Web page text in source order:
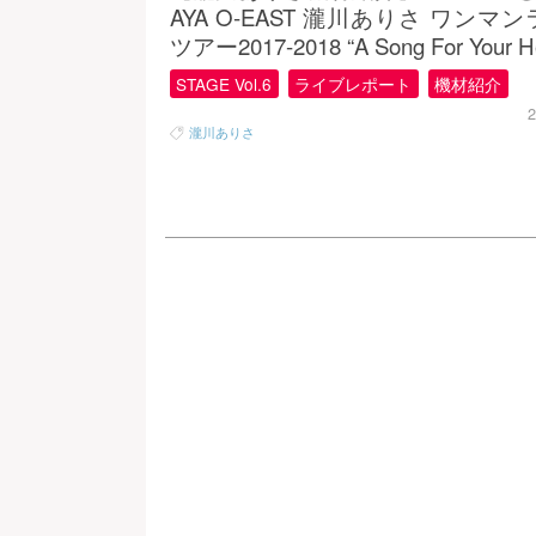
AYA O-EAST 瀧川ありさ ワンマン
ツアー2017-2018 “A Song For Your
STAGE Vol.6 ライブレポート 機材紹介
瀧川ありさ